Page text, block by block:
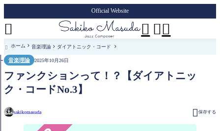
Official Website
 

 ホーム 音楽理論 ダイアトニック・コード
音楽理論 2025年10月26日
ファンクションって！？【ダイアトニッ
ク・コードNo.3】
sakikomasuda  保存する